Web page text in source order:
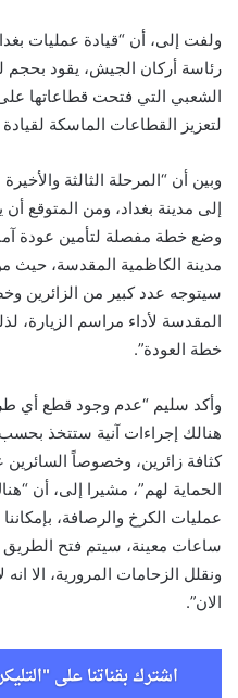
ولفت إلى، أن “قيادة عمليات
رئاسة أركان الجيش، يقود بحجم
الشعبي التي فتحت قطاعاتها
لتعزيز القطاعات الماسكة
وبين أن “المرحلة الثالثة
وضع خطة مفصلة لتأمين عودة
مدينة الكاظمية المقدسة، حيث من
سيتوجه عدد كبير من الزائرين
المقدسة لأداء مراسم الزيارة،
خطة العودة”.
وأكد سليم “عدم وجود قطع أي
هنالك إجراءات آنية ستتخذ
كثافة زائرين، وخصوصاً السائرين
الحماية لهم”، مشيرا إلى، أن
عمليات الكرخ والرصافة، بإمكاننا
ساعات معينة، سيتم فتح
ونقلل الزحامات المرورية، الا
الان”.